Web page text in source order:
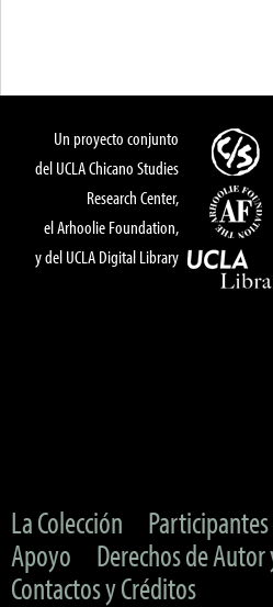
Un proyecto conjunto
del UCLA Chicano Studies
Research Center,
el Arhoolie Foundation,
y del UCLA Digital Library
La Colección
Apoyo
Derechos de Autor
Contactos y Créditos